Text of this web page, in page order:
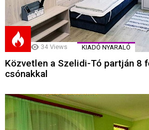
34 Views KIADÓ NYARALÓ
Közvetlen a Szelidi-Tó partján 8
csónakkal